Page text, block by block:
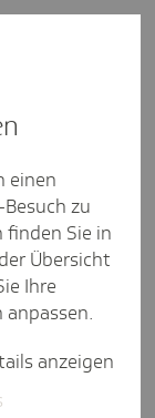
kleinste
mehr als
einen
zu
finden Sie in
Übersicht
Ihre
anzeigen